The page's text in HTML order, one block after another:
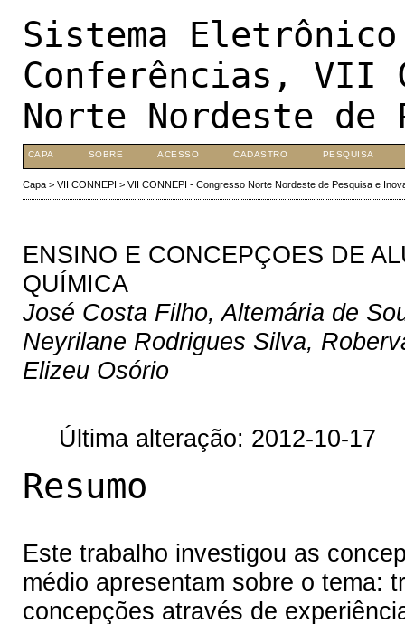
Sistema
Conferências, VII
Norte Nordeste de
CAPA SOBRE ACESSO CADASTRO PESQUISA
Capa> VII CONNEPI > VII CONNEPI - Congresso Norte Nordeste de Pesquisa e
ENSINO E CONCEPÇOES DE
QUÍMICA
José Costa Filho, Altemária de
Neyrilane Rodrigues Silva,
Elizeu Osório
Última alteração: 2012-10-17
Resumo
Este trabalho investigou as
médio apresentam sobre o tema:
concepções através de